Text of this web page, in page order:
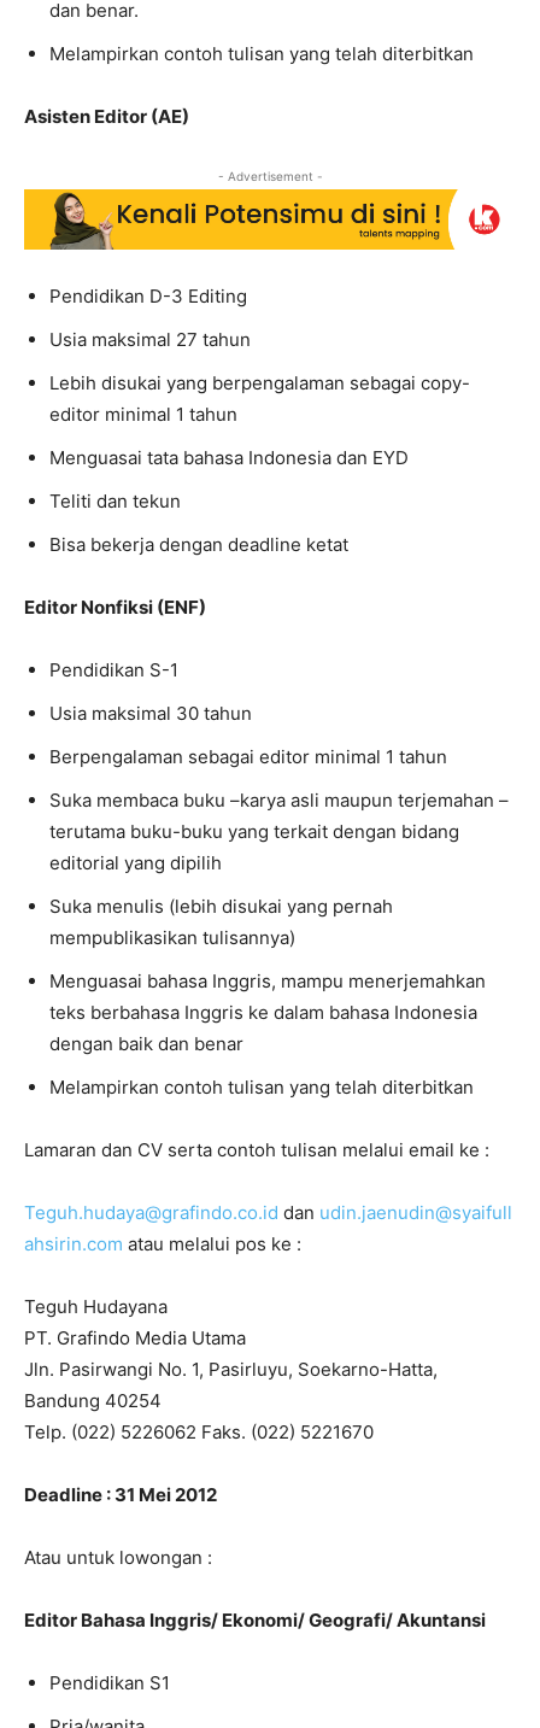
dan benar.
Melampirkan contoh tulisan yang telah diterbitkan
Asisten Editor (AE)
- Advertisement -
Pendidikan D-3 Editing
Usia maksimal 27 tahun
Lebih disukai yang berpengalaman sebagai copy-
editor minimal 1 tahun
Menguasai tata bahasa Indonesia dan EYD
Teliti dan tekun
Bisa bekerja dengan deadline ketat
Editor Nonfiksi (ENF)
Pendidikan S-1
Usia maksimal 30 tahun
Berpengalaman sebagai editor minimal 1 tahun
Suka membaca buku –karya asli maupun terjemahan –
terutama buku-buku yang terkait dengan bidang
editorial yang dipilih
Suka menulis (lebih disukai yang pernah
mempublikasikan tulisannya)
Menguasai bahasa Inggris, mampu menerjemahkan
teks berbahasa Inggris ke dalam bahasa Indonesia
dengan baik dan benar
Melampirkan contoh tulisan yang telah diterbitkan
Lamaran dan CV serta contoh tulisan melalui email ke :
Teguh.hudaya@grafindo.co.id dan udin.jaenudin@syaifull
ahsirin.com atau melalui pos ke :
Teguh Hudayana
PT. Grafindo Media Utama
Jln. Pasirwangi No. 1, Pasirluyu, Soekarno-Hatta,
Bandung 40254
Telp. (022) 5226062 Faks. (022) 5221670
Deadline : 31 Mei 2012
Atau untuk lowongan :
Editor Bahasa Inggris/ Ekonomi/ Geografi/ Akuntansi
Pendidikan S1